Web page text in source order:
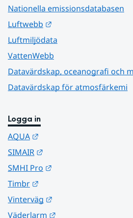
Nationella emissionsdatabasen
Luftwebb
Luftmiljödata
VattenWebb
Datavärdskap, oceanografi och
Datavärdskap för atmosfärkemi
Logga in
AQUA
SIMAIR
SMHI Pro
Timbr
Vinterväg
Väderlarm